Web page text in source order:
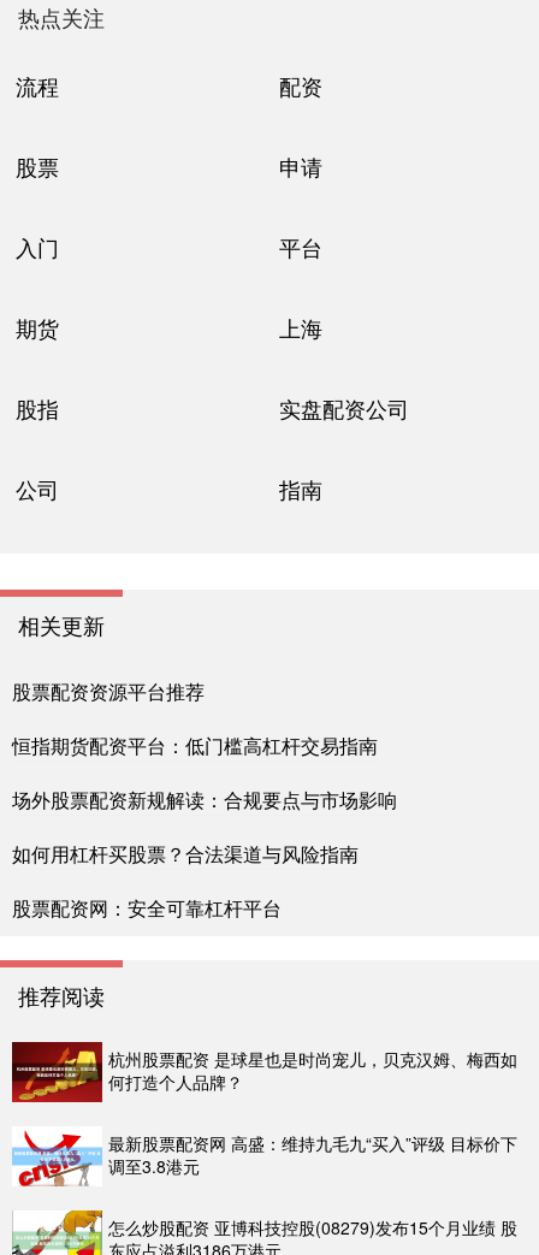
热点关注
流程 配资
股票 申请
入门 平台
期货 上海
股指 实盘配资公司
公司 指南
相关更新
股票配资资源平台推荐
恒指期货配资平台：低门槛高杠杆交易指南
场外股票配资新规解读：合规要点与市场影响
如何用杠杆买股票？合法渠道与风险指南
股票配资网：安全可靠杠杆平台
推荐阅读
杭州股票配资 是球星也是时尚宠儿，贝克汉姆、梅西如
何打造个人品牌？
最新股票配资网 高盛：维持九毛九“买入”评级 目标价下
调至3.8港元
怎么炒股配资 亚博科技控股(08279)发布15个月业绩 股